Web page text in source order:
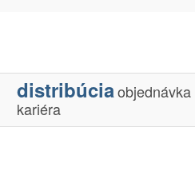
distribúciaobjednávka
kariéra